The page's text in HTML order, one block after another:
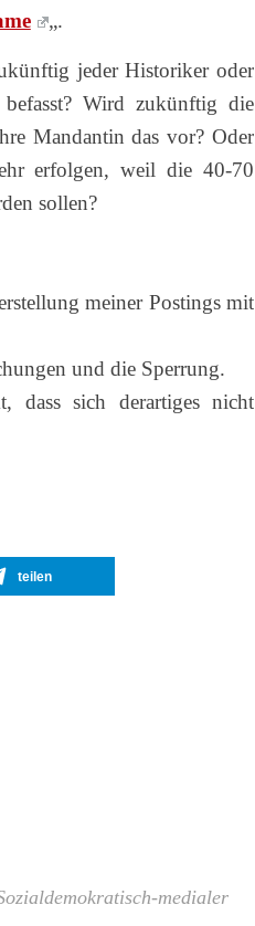
„.
jeder Historiker oder
Wird zukünftig die
Mandantin das vor? Oder
erfolgen, weil die 40-70
sollen?
meiner Postings mit
und die Sperrung.
dass sich derartiges nicht
teilen
medialer